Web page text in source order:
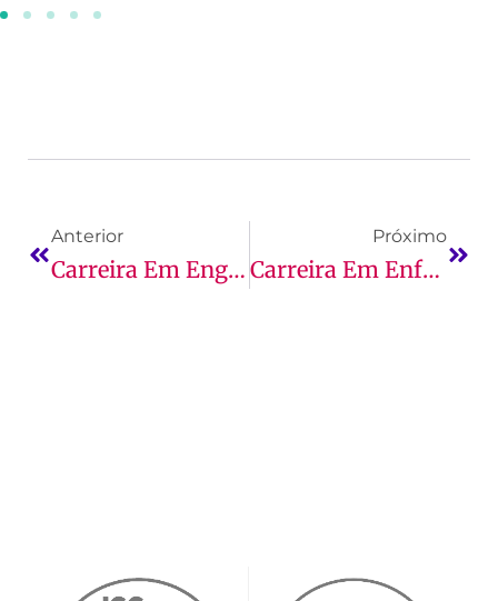
Anterior
Carreira Em Engenharia Civil: Perspectivas De Cercado
Próximo
Carreira Em Enfermagem: Guia Completo!